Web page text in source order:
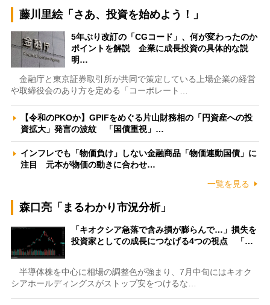
藤川里絵「さあ、投資を始めよう！」
5年ぶり改訂の「CGコード」、何が変わったのか
ポイントを解説 企業に成長投資の具体的な説
明…
金融庁と東京証券取引所が共同で策定している上場企業の経営
や取締役会のあり方を定める「コーポレート…
【令和のPKOか】GPIFをめぐる片山財務相の「円資産への投
資拡大」発言の波紋 「国債重視」…
インフレでも「物価負け」しない金融商品「物価連動国債」に
注目 元本が物価の動きに合わせ…
一覧を見る
森口亮「まるわかり市況分析」
「キオクシア急落で含み損が膨らんで…」損失を
投資家としての成長につなげる4つの視点 「…
半導体株を中心に相場の調整色が強まり、7月中旬にはキオク
シアホールディングスがストップ安をつけるな…